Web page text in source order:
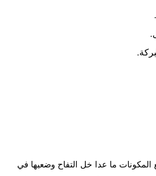
ما عدا خل التفاح وضعيها في